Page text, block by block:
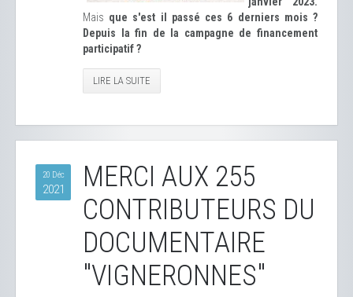
Mais que s'est il passé ces 6 derniers mois ?
Depuis la fin de la campagne de financement
participatif ?
LIRE LA SUITE
20 Déc
2021
MERCI AUX 255
CONTRIBUTEURS DU
DOCUMENTAIRE
"VIGNERONNES"